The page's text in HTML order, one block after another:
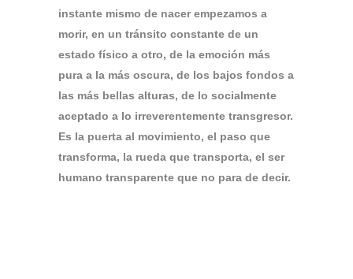
instante mismo de nacer empezamos a
morir, en un tránsito constante de un
estado físico a otro, de la emoción más
pura a la más oscura, de los bajos fondos a
las más bellas alturas, de lo socialmente
aceptado a lo irreverentemente transgresor.
Es la puerta al movimiento, el paso que
transforma, la rueda que transporta, el ser
humano transparente que no para de decir.